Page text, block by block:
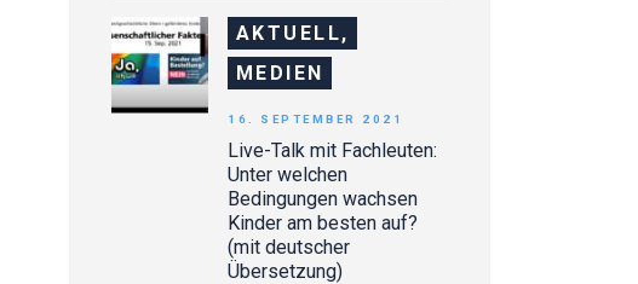
AKTUELL,
MEDIEN
Live-Talk mit Fachleuten:
Unter welchen
Bedingungen wachsen
Kinder am besten auf?
(mit deutscher
Übersetzung)
16. SEPTEMBER 2021